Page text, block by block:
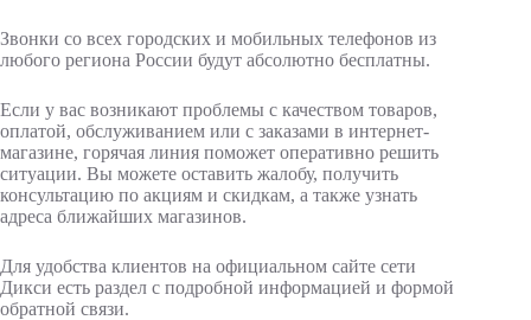
Звонки со всех городских и мобильных телефонов из
любого региона России будут абсолютно бесплатны.
Если у вас возникают проблемы с качеством товаров,
оплатой, обслуживанием или с заказами в интернет-
магазине, горячая линия поможет оперативно решить
ситуации. Вы можете оставить жалобу, получить
консультацию по акциям и скидкам, а также узнать
адреса ближайших магазинов.
Для удобства клиентов на официальном сайте сети
Дикси есть раздел с подробной информацией и формой
обратной связи.